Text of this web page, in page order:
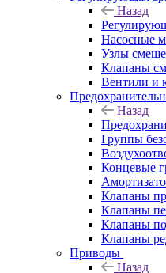
Назад
Насосные
Узлы
Клапаны
Вентили и
Назад
Группы
Концевые
Клапаны
Клапаны
Клапаны
Клапаны
Приводы
Назад